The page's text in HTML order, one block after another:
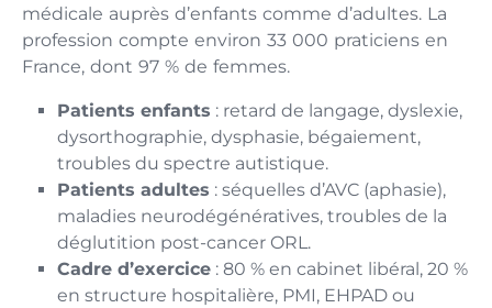
médicale auprès d’enfants comme d’adultes. La
profession compte environ 33 000 praticiens en
France, dont 97 % de femmes.
Patients enfants : retard de langage, dyslexie,
dysorthographie, dysphasie, bégaiement,
troubles du spectre autistique.
Patients adultes : séquelles d’AVC (aphasie),
maladies neurodégénératives, troubles de la
déglutition post-cancer ORL.
Cadre d’exercice : 80 % en cabinet libéral, 20 %
en structure hospitalière, PMI, EHPAD ou